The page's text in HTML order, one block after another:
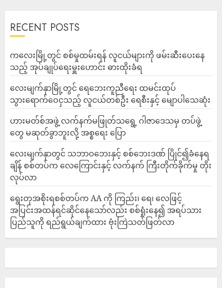
RECENT POSTS
ကလေးမြို့တွင် စစ်မှုထမ်းရန် လူငယ်များကို ဖမ်းဆီးပေးနေ
သည့် အုပ်ချုပ်ရေးမှူးဟောင်း ဓားထိုးခံရ
လေးမျက်နှာမြို့တွင် ရေဘေးကူညီရေး ထမင်းထုပ်
သွားရောက်ဝေငှသည့် လူငယ်တစ်ဦး ရေစီးနှင့် မျောပါသေဆုံး
ဟားမတ်စ်အဖွဲ့ လက်နက်မဖြုတ်သရွေ့ ဂါဇာဒေသမှ တပ်ဖွဲ့
တွေ မဆုတ်ခွာဘူးလို့ အစ္စရေး ပြော
‎လေးမျက်နှာတွင် သဘာဝဘေးနှင့် စစ်ဘေးဒဏ် ပြိုင်၍ခံနေရ
ချိန် စစ်တပ်က လေကြောင်းနှင့် လက်နက် ကြီးတိုက်ခိုက်မှု တိုး
လုပ်လာ
ရွေးတုအစိုးရစစ်တပ်က AA ကို ကြည်း၊ ရေ၊ လေဖြင့်
အပြင်းအထန်ရင်ဆိုင်နေသော်လည်း စစ်ရှုံးနေ၍ အရပ်သား
ပြည်သူကို ရည်ရွယ်ချက်ထား ဗုံးကြဲသတ်ဖြတ်လာ